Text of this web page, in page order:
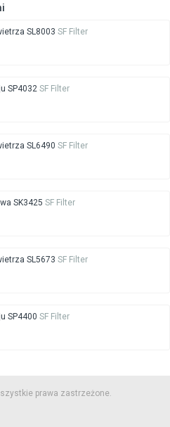
SL8003 SF Filter
SP4032 SF Filter
SL6490 SF Filter
SK3425 SF Filter
SL5673 SF Filter
SP4400 SF Filter
prawa zastrzeżone.